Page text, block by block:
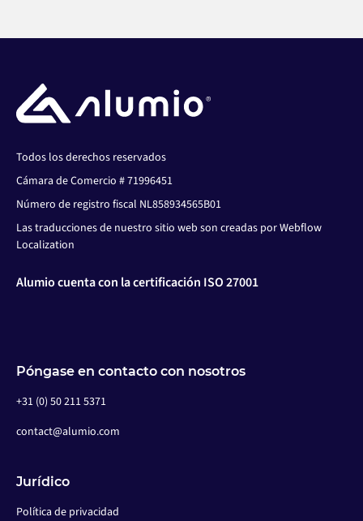
Todos los derechos reservados
Cámara de Comercio # 71996451
Número de registro fiscal NL858934565B01
Las traducciones de nuestro sitio web son creadas por Webflow
Localization
Alumio cuenta con la certificación ISO 27001
Póngase en contacto con nosotros
+31 (0) 50 211 5371
contact@alumio.com
Jurídico
Política de privacidad